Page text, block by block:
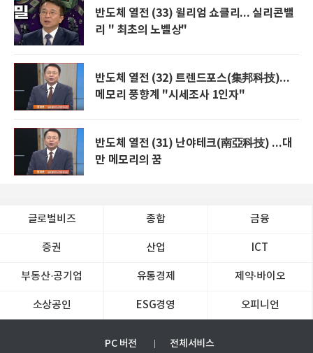
반도체 열전 (33) 윌리엄 쇼클리... 실리콘밸
리 " 최초의 노벨상"
반도체 열전 (32) 트렌드포스(集邦科技)...
메모리 풍향계 "시세조사 1인자"
반도체 열전 (31) 난야테크(南亞科技) ...대
만 메모리의 꿈
글로벌비즈 종합 금융
증권 산업 ICT
부동산·공기업 유통경제 제약∙바이오
소상공인 ESG경영 오피니언
PC 버전 전체서비스